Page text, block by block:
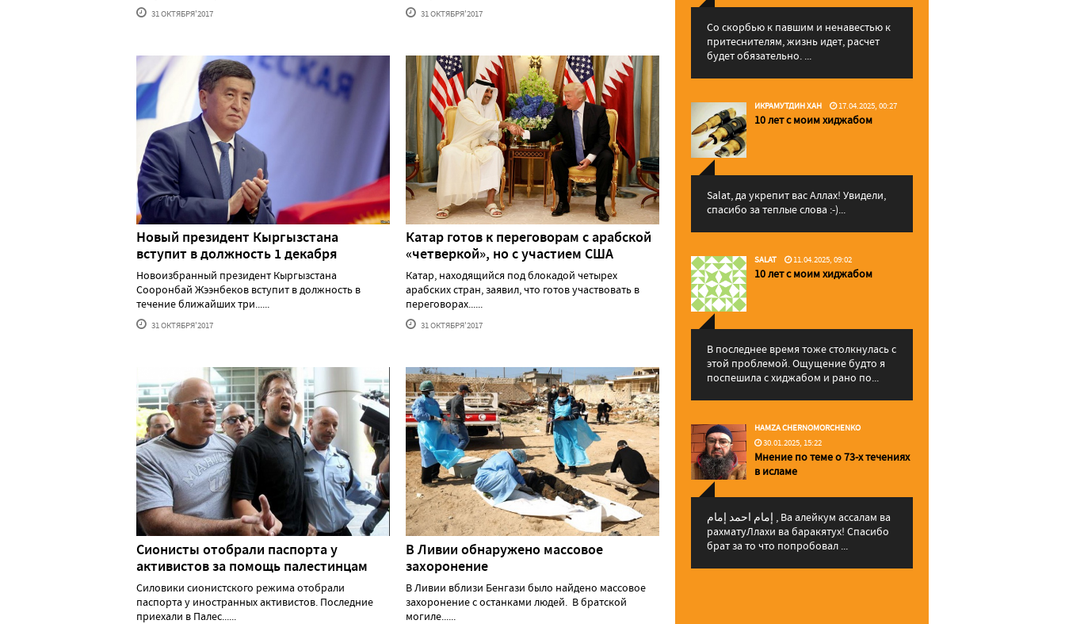
31 ОКТЯБРЯ'2017 31 ОКТЯБРЯ'2017
Новый президент Кыргызстана
вступит в должность 1 декабря
Новоизбранный президент Кыргызстана
Сооронбай Жээнбеков вступит в должность в
течение ближайших три......
31 ОКТЯБРЯ'2017
Катар готов к переговорам с арабской
«четверкой», но с участием США
Катар, находящийся под блокадой четырех
арабских стран, заявил, что готов участвовать в
переговорах......
31 ОКТЯБРЯ'2017
Сионисты отобрали паспорта у
активистов за помощь палестинцам
Силовики сионистского режима отобрали
паспорта у иностранных активистов. Последние
приехали в Палес......
В Ливии обнаружено массовое
захоронение
В Ливии вблизи Бенгази было найдено массовое
захоронение с останками людей. В братской
могиле......
Со скорбью к павшим и ненавестью к
притеснителям, жизнь идет, расчет
будет обязательно. ...
ИКРАМУТДИН ХАН 17.04.2025, 00:27
10 лет с моим хиджабом
Salat, да укрепит вас Аллаx! Увидели,
спасибо за теплые слова :-)...
SALAT 11.04.2025, 09:02
10 лет с моим хиджабом
В последнее время тоже столкнулась с
этой проблемой. Ощущение будто я
поспешила с хиджабом и рано по...
HAMZA CHERNOMORCHENKO
30.01.2025, 15:22
Мнение по теме о 73-х течениях
в исламе
إمام احمد إمام , Ва алейкум ассалам ва
рахматуЛлахи ва баракятух! Спасибо
брат за то что попробовал ...